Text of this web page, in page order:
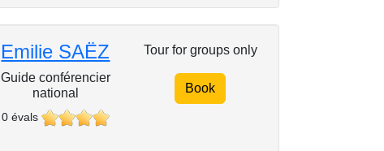
Emilie SAËZ
Guide conférencier
national
0 évals
Tour for groups only
Book